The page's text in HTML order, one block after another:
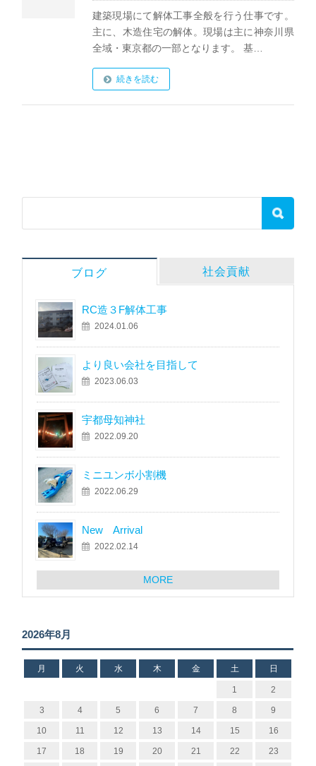
建築現場にて解体工事全般を行う仕事です。
主に、木造住宅の解体。現場は主に神奈川県
全域・東京都の一部となります。 基…
続きを読む
ブログ 社会貢献
RC造３F解体工事
2024.01.06
より良い会社を目指して
2023.06.03
宇都母知神社
2022.09.20
ミニユンボ小割機
2022.06.29
New Arrival
2022.02.14
MORE
2026年8月
月 火 水 木 金 土 日
1 2
3 4 5 6 7 8 9
10 11 12 13 14 15 16
17 18 19 20 21 22 23